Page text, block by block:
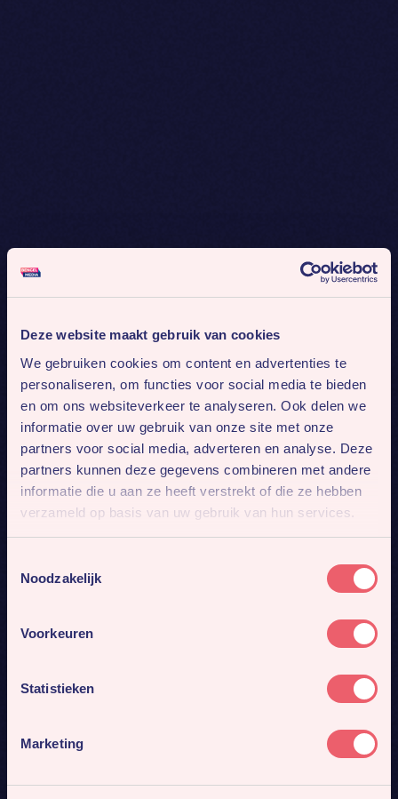
Deze website maakt gebruik van cookies
We gebruiken cookies om content en advertenties te
personaliseren, om functies voor social media te bieden
en om ons websiteverkeer te analyseren. Ook delen we
informatie over uw gebruik van onze site met onze
partners voor social media, adverteren en analyse. Deze
partners kunnen deze gegevens combineren met andere
informatie die u aan ze heeft verstrekt of die ze hebben
verzameld op basis van uw gebruik van hun services.
Noodzakelijk
Voorkeuren
Statistieken
Marketing